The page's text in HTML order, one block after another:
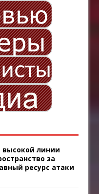
высокой линии
за
ресурс атаки